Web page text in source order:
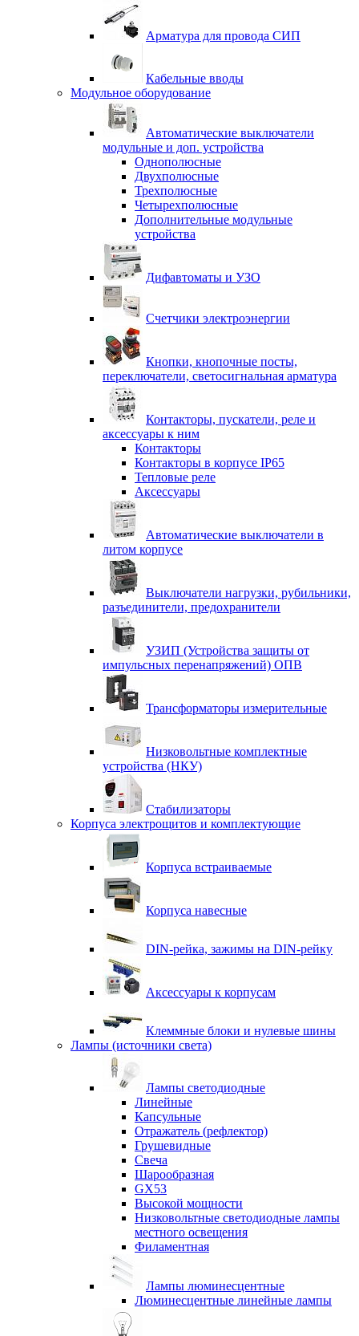
Арматура для провода СИП
Кабельные вводы
Модульное оборудование
Автоматические выключатели
модульные и доп. устройства
Однополюсные
Двухполюсные
Трехполюсные
Четырехполюсные
Дополнительные модульные
устройства
Дифавтоматы и УЗО
Счетчики электроэнергии
Кнопки, кнопочные посты,
переключатели, светосигнальная арматура
Контакторы, пускатели, реле и
аксессуары к ним
Контакторы
Контакторы в корпусе IP65
Тепловые реле
Аксессуары
Автоматические выключатели в
литом корпусе
Выключатели нагрузки, рубильники,
разъединители, предохранители
УЗИП (Устройства защиты от
импульсных перенапряжений) ОПВ
Трансформаторы измерительные
Низковольтные комплектные
устройства (НКУ)
Стабилизаторы
Корпуса электрощитов и комплектующие
Корпуса встраиваемые
Корпуса навесные
DIN-рейка, зажимы на DIN-рейку
Аксессуары к корпусам
Клеммные блоки и нулевые шины
Лампы (источники света)
Лампы светодиодные
Линейные
Капсульные
Отражатель (рефлектор)
Грушевидные
Свеча
Шарообразная
GX53
Высокой мощности
Низковольтные светодиодные лампы
местного освещения
Филаментная
Лампы люминесцентные
Люминесцентные линейные лампы